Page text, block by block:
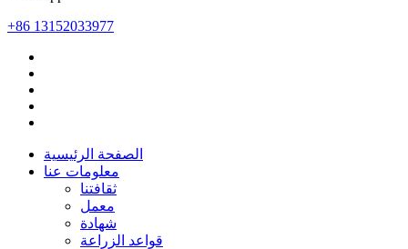
+86 13152033977
الصفحة الرئيسية
معلومات عنا
ثقافتنا
معمل
شهادة
قواعد الزراعة